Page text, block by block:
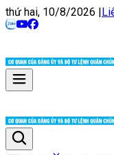
thứ hai, 10/8/2026 |